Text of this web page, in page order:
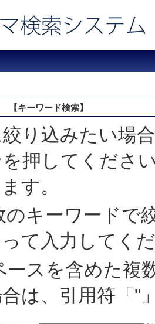
【キーワード検索】
り込みたい場
押してくださ
す。
キーワードで
て入力してく
スを含めた複
は、引用符「"